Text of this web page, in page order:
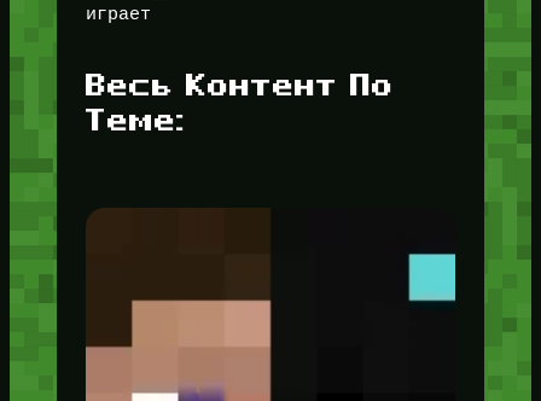
играет
Весь Контент По
Теме: